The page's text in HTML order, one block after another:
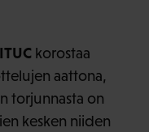
korostaa
aattona,
torjunnasta on
kesken niiden